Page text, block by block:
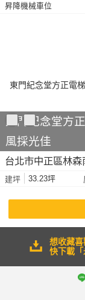
昇降機械車位
東門紀念堂方
風採光佳
台北市中正區林森
建坪 33.23坪
想收藏
快下載